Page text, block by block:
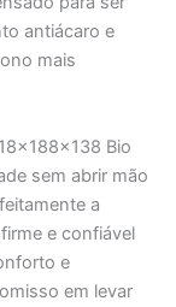
antiácaro e
mais
Bio
sem abrir mão
a
e confiável
e
em levar